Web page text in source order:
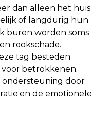
dan alleen het huis
of langdurig hun
buren worden soms
rookschade.
tag besteden
betrokkenen.
ondersteuning door
en de emotionele